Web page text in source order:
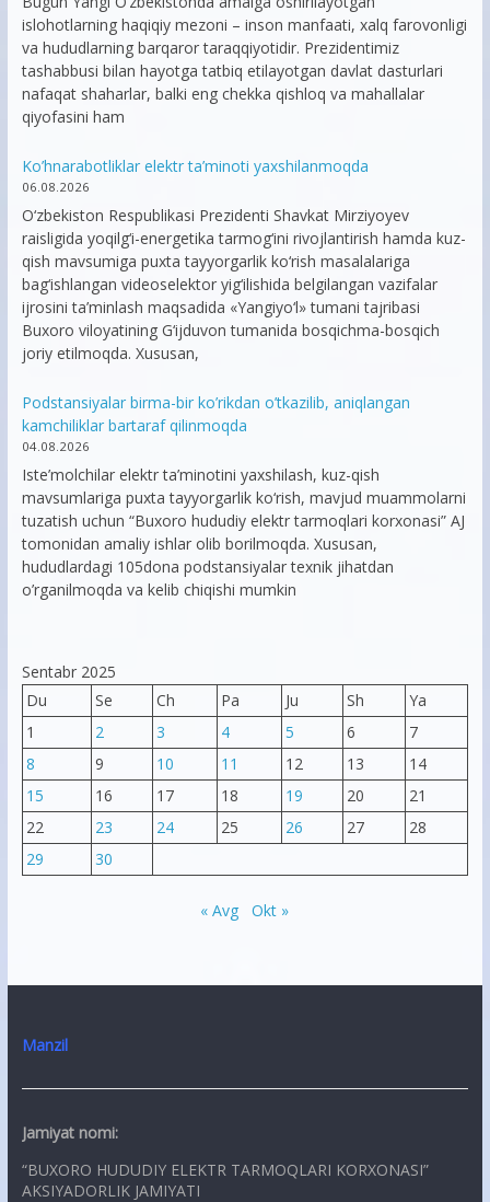
islohotlarning haqiqiy mezoni – inson manfaati, xalq farovonligi
va hududlarning barqaror taraqqiyotidir. Prezidentimiz
tashabbusi bilan hayotga tatbiq etilayotgan davlat dasturlari
nafaqat shaharlar, balki eng chekka qishloq va mahallalar
qiyofasini ham
Ko’hnarabotliklar elektr ta’minoti yaxshilanmoqda
06.08.2026
O‘zbekiston Respublikasi Prezidenti Shavkat Mirziyoyev
raisligida yoqilg‘i-energetika tarmog‘ini rivojlantirish hamda kuz-
qish mavsumiga puxta tayyorgarlik ko‘rish masalalariga
bag‘ishlangan videoselektor yig‘ilishida belgilangan vazifalar
ijrosini ta’minlash maqsadida «Yangiyo‘l» tumani tajribasi
Buxoro viloyatining G‘ijduvon tumanida bosqichma-bosqich
joriy etilmoqda. Xususan,
Podstansiyalar birma-bir ko’rikdan o’tkazilib, aniqlangan
kamchiliklar bartaraf qilinmoqda
04.08.2026
Iste’molchilar elektr ta’minotini yaxshilash, kuz-qish
mavsumlariga puxta tayyorgarlik ko‘rish, mavjud muammolarni
tuzatish uchun “Buxoro hududiy elektr tarmoqlari korxonasi” AJ
tomonidan amaliy ishlar olib borilmoqda. Xususan,
hududlardagi 105dona podstansiyalar texnik jihatdan
o’rganilmoqda va kelib chiqishi mumkin
Sentabr 2025
Du
Se Ch Pa Ju Sh
Ya
1
2 3 4 5 6
7
8
9 10 11 12 13
14
15
16 17 18 19 20
21
22
23 24 25 26 27
28
29
30
« Avg Okt »
Manzil
Jamiyat nomi:
“BUXORO HUDUDIY ELEKTR TARMOQLARI KORXONASI”
AKSIYADORLIK JAMIYATI